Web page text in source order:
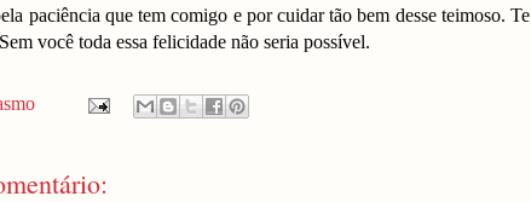
paciência que tem comigo e por cuidar tão bem desse teimoso. Te
você toda essa felicidade não seria possível.